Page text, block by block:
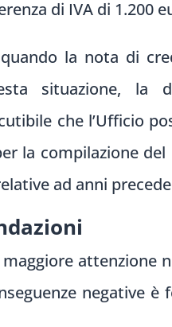
di IVA di 1.200
la nota di
situazione, la
che l’Ufficio
la compilazione
ad anni
attenzione
negative